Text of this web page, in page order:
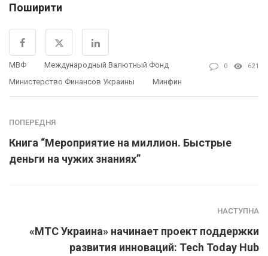
Поширити
МВФ
Международный Валютный Фонд
Министерство Финансов Украины
Минфин
0 621
ПОПЕРЕДНЯ
Книга “Мероприятие на миллион. Быстрые
деньги на чужих знаниях”
НАСТУПНА
«МТС Украина» начинает проект поддержки
развития инноваций: Tech Today Hub